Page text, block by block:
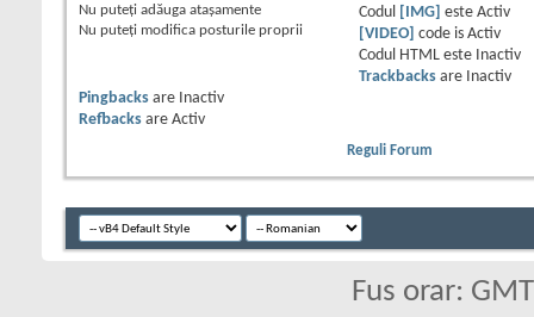
Nu puteţi adăuga ataşamente
Nu puteţi modifica posturile proprii
Codul
[IMG] este Activ
[VIDEO] code is Activ
Codul HTML este
Inactiv
Trackbacksare
Inactiv
Pingbacks are
Inactiv
Refbacks are Activ
Reguli Forum
Fus orar: